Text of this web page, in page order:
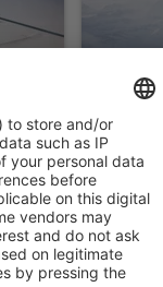
The
SCHWERIN